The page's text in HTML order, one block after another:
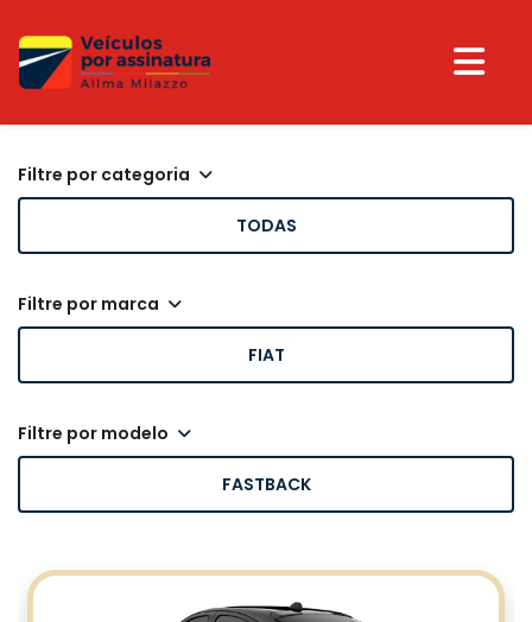
filtre por categoria
TODAS
filtre por marca
FIAT
filtre por modelo
FASTBACK